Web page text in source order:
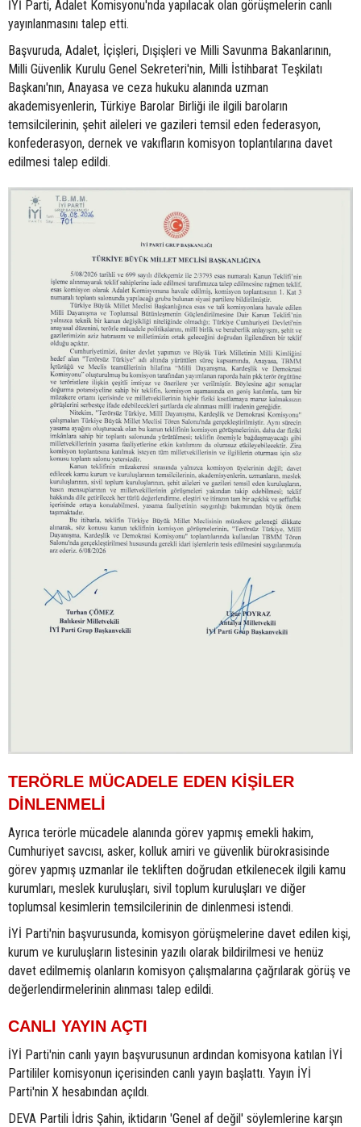
İYİ Parti, Adalet Komisyonu'nda yapılacak olan görüşmelerin canlı
yayınlanmasını talep etti.
Başvuruda, Adalet, İçişleri, Dışişleri ve Milli Savunma Bakanlarının,
Milli Güvenlik Kurulu Genel Sekreteri'nin, Milli İstihbarat Teşkilatı
Başkanı'nın, Anayasa ve ceza hukuku alanında uzman
akademisyenlerin, Türkiye Barolar Birliği ile ilgili baroların
temsilcilerinin, şehit aileleri ve gazileri temsil eden federasyon,
konfederasyon, dernek ve vakıfların komisyon toplantılarına davet
edilmesi talep edildi.
TERÖRLE MÜCADELE EDEN KİŞİLER
DİNLENMELİ
Ayrıca terörle mücadele alanında görev yapmış emekli hakim,
Cumhuriyet savcısı, asker, kolluk amiri ve güvenlik bürokrasisinde
görev yapmış uzmanlar ile tekliften doğrudan etkilenecek ilgili kamu
kurumları, meslek kuruluşları, sivil toplum kuruluşları ve diğer
toplumsal kesimlerin temsilcilerinin de dinlenmesi istendi.
İYİ Parti'nin başvurusunda, komisyon görüşmelerine davet edilen kişi,
kurum ve kuruluşların listesinin yazılı olarak bildirilmesi ve henüz
davet edilmemiş olanların komisyon çalışmalarına çağrılarak görüş ve
değerlendirmelerinin alınması talep edildi.
CANLI YAYIN AÇTI
İYİ Parti'nin canlı yayın başvurusunun ardından komisyona katılan İYİ
Partililer komisyonun içerisinden canlı yayın başlattı. Yayın İYİ
Parti'nin X hesabından açıldı.
DEVA Partili İdris Şahin, iktidarın 'Genel af değil' söylemlerine karşın